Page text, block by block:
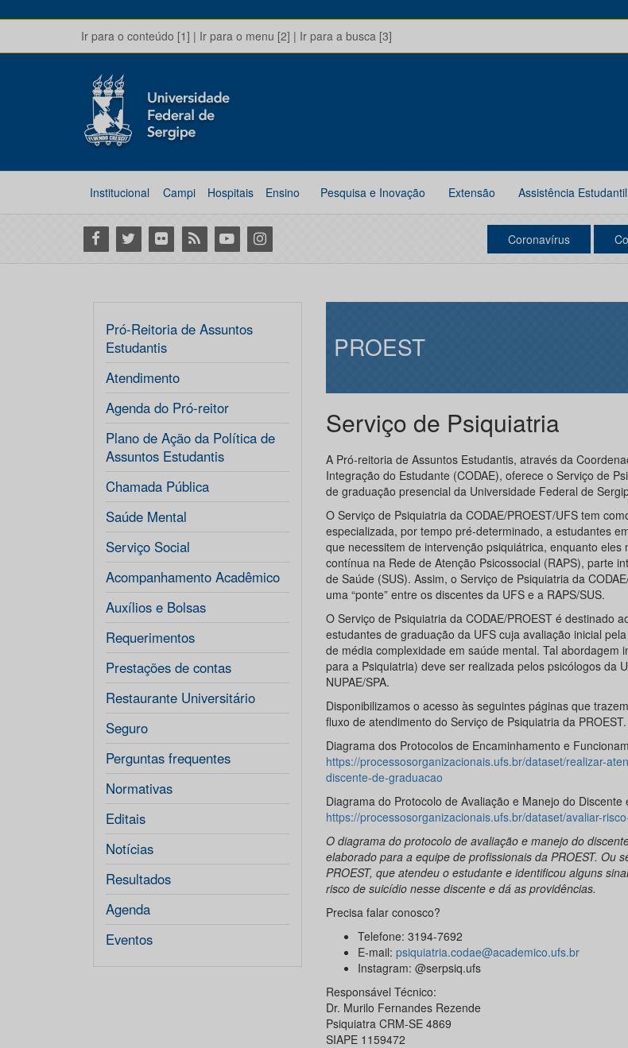
Ir para o conteúdo [1] | Ir para o menu [2] | Ir para a busca [3]
Institucional Campi Hospitais Ensino Pesquisa e Inovação Extensão Assistência Estudantil
Facebook
Twitter Flickr RSS YoutubeInstagram Coronavírus
Pró-Reitoria de Assuntos
Estudantis
Atendimento
Agenda do Pró-reitor
Plano de Ação da Política de
Assuntos Estudantis
Chamada Pública
Saúde Mental
Serviço Social
Acompanhamento Acadêmico
Auxílios e Bolsas
Requerimentos
Prestações de contas
Restaurante Universitário
Seguro
Perguntas frequentes
Normativas
Editais
Notícias
Resultados
Agenda
Eventos
PROEST
Serviço de Psiquiatria
A Pró-reitoria de Assuntos Estudantis, através da
Integração do Estudante (CODAE), oferece o Serviço de
de graduação presencial da Universidade Federal de
O Serviço de Psiquiatria da CODAE/PROEST/UFS tem
especializada, por tempo pré-determinado, a estudantes
que necessitem de intervenção psiquiátrica, enquanto eles
contínua na Rede de Atenção Psicossocial (RAPS), parte
de Saúde (SUS). Assim, o Serviço de Psiquiatria da
uma “ponte” entre os discentes da UFS e a RAPS/SUS.
O Serviço de Psiquiatria da CODAE/PROEST é destinado
estudantes de graduação da UFS cuja avaliação inicial
de média complexidade em saúde mental. Tal abordagem
para a Psiquiatria) deve ser realizada pelos psicólogos da
NUPAE/SPA.
Disponibilizamos o acesso às seguintes páginas que
fluxo de atendimento do Serviço de Psiquiatria da PROEST.
Diagrama dos Protocolos de Encaminhamento e
https://processosorganizacionais.ufs.br/dataset/realizar-
discente-de-graduacao
Diagrama do Protocolo de Avaliação e Manejo do Discente
https://processosorganizacionais.ufs.br/dataset/avaliar-
O diagrama do protocolo de avaliação e manejo do
elaborado para a equipe de profissionais da PROEST. Ou
PROEST, que atendeu o estudante e identificou alguns
risco de suicídio nesse discente e dá as providências.
Precisa falar conosco?
Telefone: 3194-7692
E-mail: psiquiatria.codae@academico.ufs.br
Instagram: @serpsiq.ufs
Responsável Técnico:
Dr. Murilo Fernandes Rezende
Psiquiatra CRM-SE 4869
SIAPE 1159472